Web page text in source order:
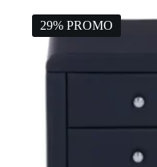
29% PROMO